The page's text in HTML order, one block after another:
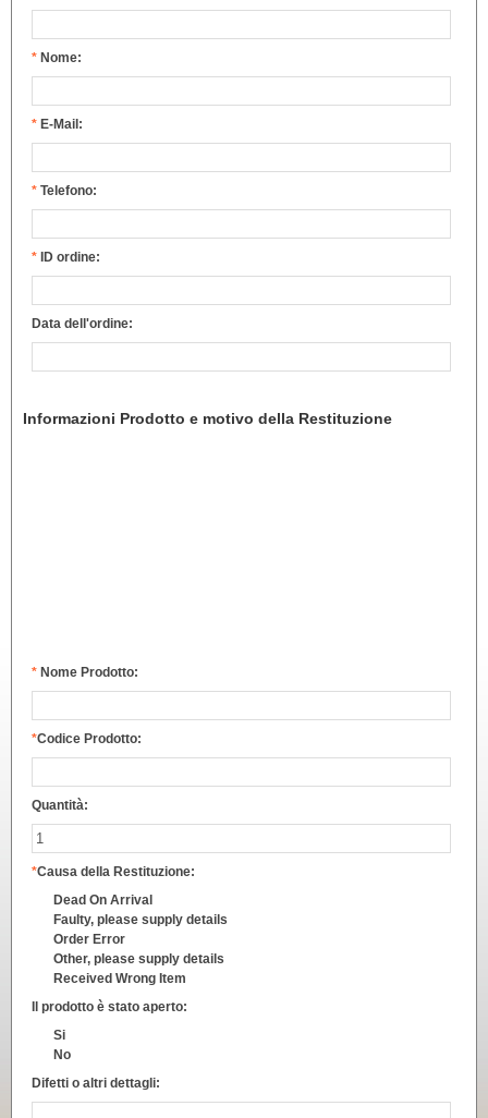
* Nome:
* E-Mail:
* Telefono:
* ID ordine:
Data dell'ordine:
Informazioni Prodotto e motivo della Restituzione
* Nome Prodotto:
*Codice Prodotto:
Quantità:
*Causa della Restituzione:
Dead On Arrival
Faulty, please supply details
Order Error
Other, please supply details
Received Wrong Item
Il prodotto è stato aperto:
Si
No
Difetti o altri dettagli: